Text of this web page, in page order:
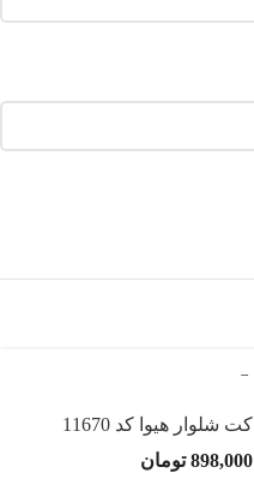
کت شلوار هیوا کد 11670
898,000 تومان